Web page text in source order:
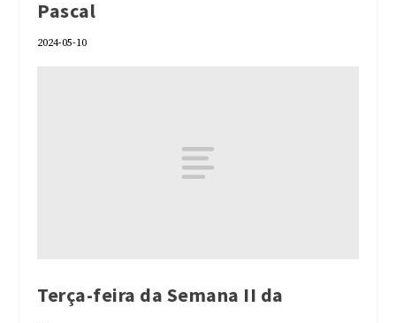
Pascal
2024-05-10
Terça-feira da Semana II da